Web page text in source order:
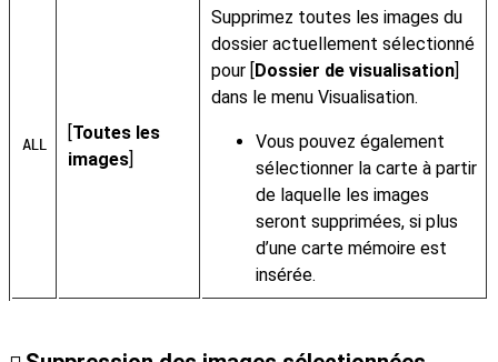
R
[Toutes les
images]
Supprimez toutes les images du
dossier actuellement sélectionné
pour [Dossier de visualisation]
dans le menu Visualisation.
Vous pouvez également
sélectionner la carte à partir
de laquelle les images
seront supprimées, si plus
d’une carte mémoire est
insérée.